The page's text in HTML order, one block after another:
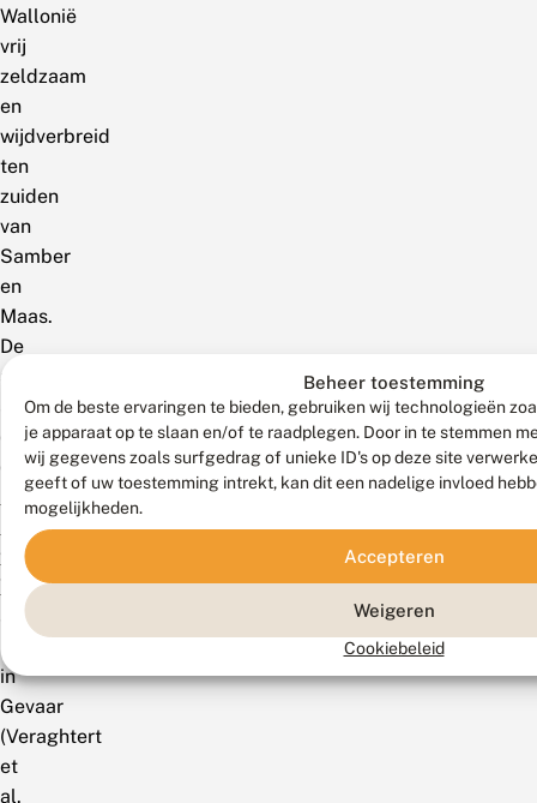
Beheer toestemming
Om de beste ervaringen te bieden, gebruiken wij technologieën
je apparaat op te slaan en/of te raadplegen. Door in te stemmen
wij gegevens zoals surfgedrag of unieke ID's op deze site
geeft of uw toestemming intrekt, kan dit een nadelige invloed
mogelijkheden.
Accepteren
Weigeren
Cookiebeleid
Wallonië
vrij
zeldzaam
en
wijdverbreid
ten
zuiden
van
Samber
en
Maas.
De
soort
staat
Rode
van
Vlaanderen
als
in
Gevaar
(Veraghtert
et
al.